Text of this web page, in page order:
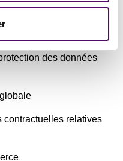
développement de
numérique.
des données
contractuelles relatives